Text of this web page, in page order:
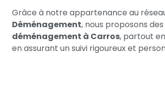
Grâce à notre appartenance au
Déménagement, nous proposons
déménagement à Carros, partout
en assurant un suivi rigoureux et